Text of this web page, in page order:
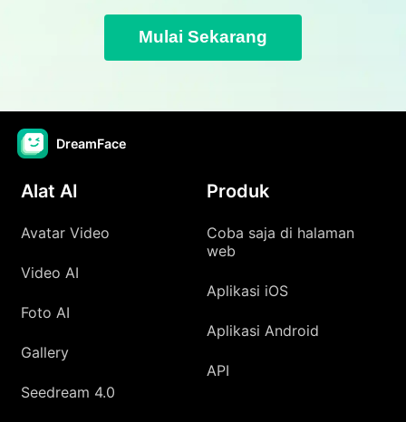
Mulai Sekarang
DreamFace
Alat AI
Avatar Video
Video AI
Foto AI
Gallery
Seedream 4.0
Produk
Coba saja di halaman
web
Aplikasi iOS
Aplikasi Android
API